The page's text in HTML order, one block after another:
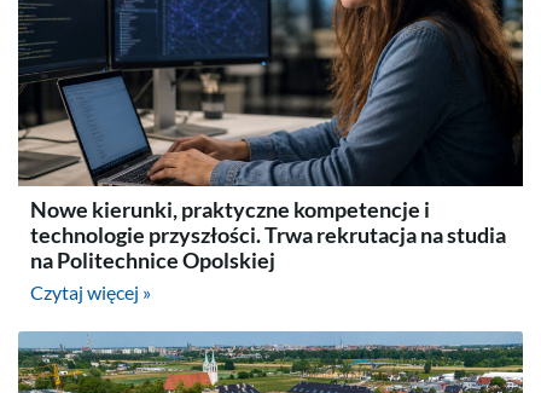
Nowe kierunki, praktyczne kompetencje i
technologie przyszłości. Trwa rekrutacja na studia
na Politechnice Opolskiej
Czytaj więcej »